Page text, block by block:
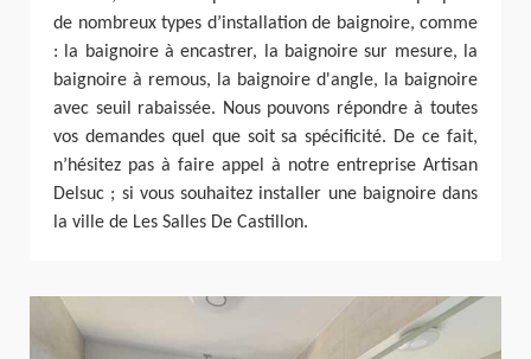
de nombreux types d’installation de baignoire, comme
: la baignoire à encastrer, la baignoire sur mesure, la
baignoire à remous, la baignoire d'angle, la baignoire
avec seuil rabaissée. Nous pouvons répondre à toutes
vos demandes quel que soit sa spécificité. De ce fait,
n’hésitez pas à faire appel à notre entreprise Artisan
Delsuc ; si vous souhaitez installer une baignoire dans
la ville de Les Salles De Castillon.